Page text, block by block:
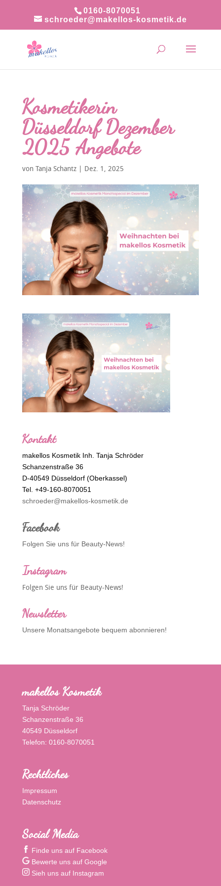
0160-8070051
schroeder@makellos-kosmetik.de
Kosmetikerin
Düsseldorf Dezember
2025 Angebote
von Tanja Schantz| Dez. 1, 2025
Kontakt
makellos Kosmetik Inh. Tanja Schröder
Schanzenstraße 36
D-40549 Düsseldorf (Oberkassel)
Tel. +49-160-8070051
schroeder@makellos-kosmetik.de
Facebook
Folgen Sie uns für Beauty-News!
Instagram
Folgen Sie uns für Beauty-News!
Newsletter
Unsere Monatsangebote bequem abonnieren!
makellos Kosmetik
Tanja Schröder
Schanzenstraße 36
40549 Düsseldorf
Telefon: 0160-8070051
Rechtliches
Impressum
Datenschutz
Social Media
Finde uns auf Facebook
Bewerte uns auf Google
Sieh uns auf Instagram